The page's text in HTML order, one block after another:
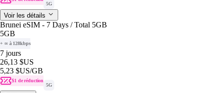
5G
Voir les détails
Brunei eSIM - 7 Days / Total 5GB
5GB
+ ∞ à 128kbps
7 jours
26,13 $US
5,23 $US/GB
$1 de réduction
5G